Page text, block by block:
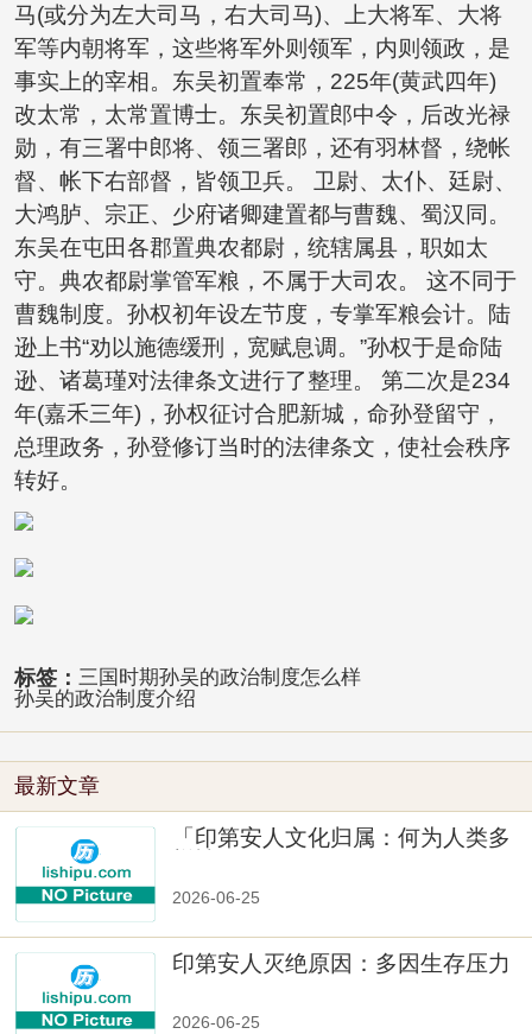
马(或分为左大司马，右大司马)、上大将军、大将
军等内朝将军，这些将军外则领军，内则领政，是
事实上的宰相。东吴初置奉常，225年(黄武四年)
改太常，太常置博士。东吴初置郎中令，后改光禄
勋，有三署中郎将、领三署郎，还有羽林督，绕帐
督、帐下右部督，皆领卫兵。 卫尉、太仆、廷尉、
大鸿胪、宗正、少府诸卿建置都与曹魏、蜀汉同。
东吴在屯田各郡置典农都尉，统辖属县，职如太
守。典农都尉掌管军粮，不属于大司农。 这不同于
曹魏制度。孙权初年设左节度，专掌军粮会计。陆
逊上书“劝以施德缓刑，宽赋息调。”孙权于是命陆
逊、诸葛瑾对法律条文进行了整理。 第二次是234
年(嘉禾三年)，孙权征讨合肥新城，命孙登留守，
总理政务，孙登修订当时的法律条文，使社会秩序
转好。
标签： 三国时期孙吴的政治制度怎么样
孙吴的政治制度介绍
最新文章
「印第安人文化归属：何为人类多
2026-06-25
印第安人灭绝原因：多因生存压力
2026-06-25